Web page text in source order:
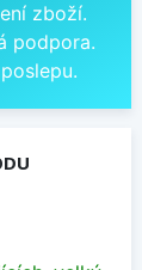
zboží.
podpora.